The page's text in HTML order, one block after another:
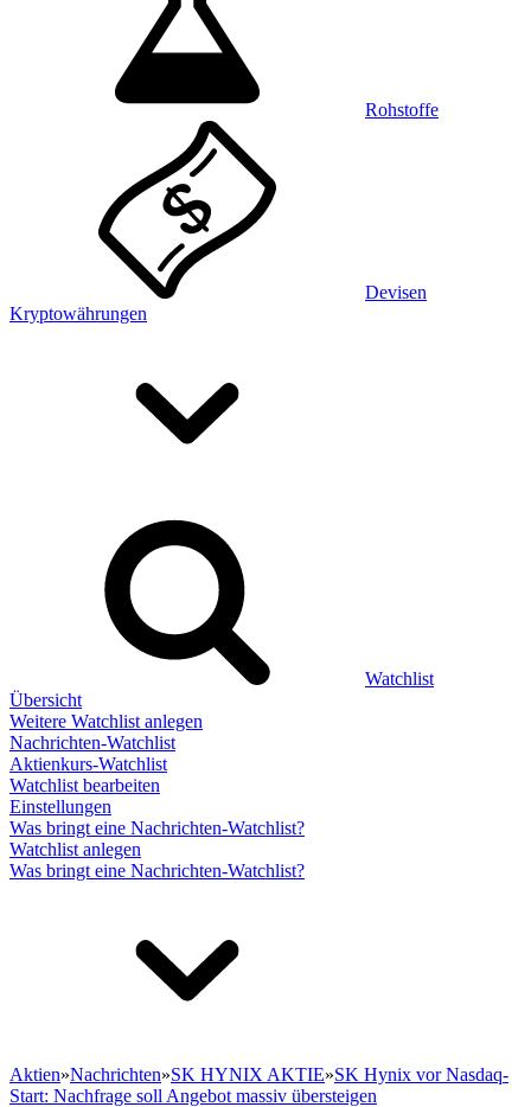
Rohstoffe
Devisen
Kryptowährungen
Watchlist
Übersicht
Weitere Watchlist anlegen
Nachrichten-Watchlist
Aktienkurs-Watchlist
Watchlist bearbeiten
Einstellungen
Was bringt eine Nachrichten-Watchlist?
Watchlist anlegen
Was bringt eine Nachrichten-Watchlist?
Aktien»Nachrichten»SK HYNIX AKTIE»SK Hynix vor Nasdaq-
Start: Nachfrage soll Angebot massiv übersteigen